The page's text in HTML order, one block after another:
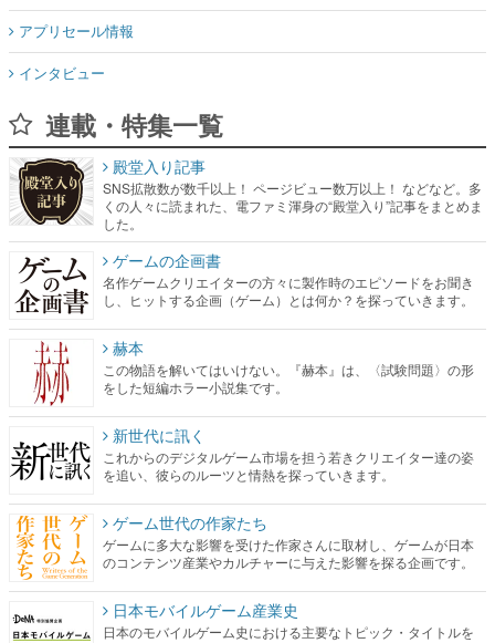
アプリセール情報
インタビュー
連載・特集一覧
殿堂入り記事
SNS拡散数が数千以上！ ページビュー数万以上！ などなど。多
くの人々に読まれた、電ファミ渾身の“殿堂入り”記事をまとめま
した。
ゲームの企画書
名作ゲームクリエイターの方々に製作時のエピソードをお聞き
し、ヒットする企画（ゲーム）とは何か？を探っていきます。
赫本
この物語を解いてはいけない。『赫本』は、〈試験問題〉の形
をした短編ホラー小説集です。
新世代に訊く
これからのデジタルゲーム市場を担う若きクリエイター達の姿
を追い、彼らのルーツと情熱を探っていきます。
ゲーム世代の作家たち
ゲームに多大な影響を受けた作家さんに取材し、ゲームが日本
のコンテンツ産業やカルチャーに与えた影響を探る企画です。
日本モバイルゲーム産業史
日本のモバイルゲーム史における主要なトピック・タイトルを